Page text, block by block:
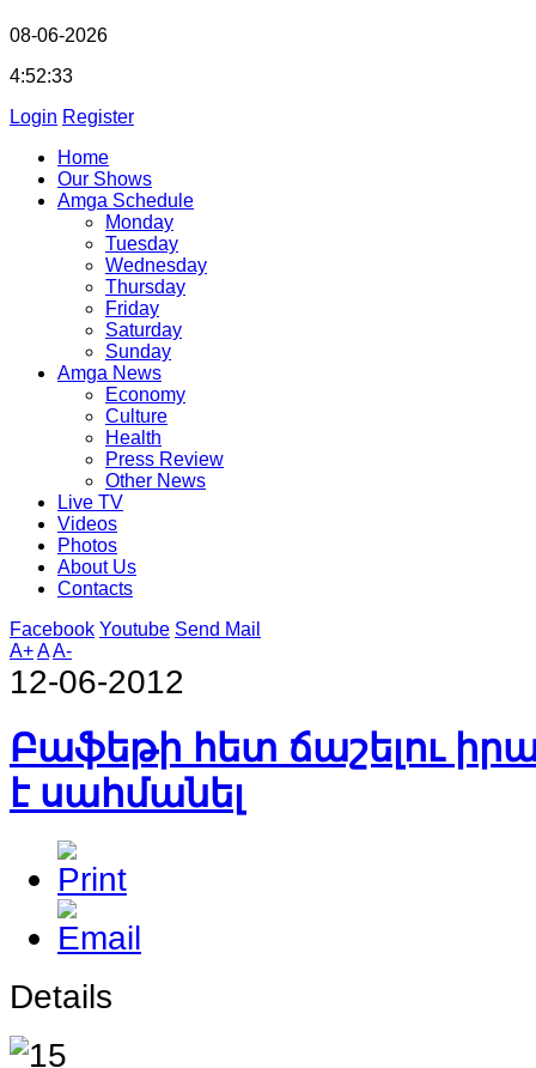
08-06-2026
4:52:34
Login Register
Home
Our Shows
Amga Schedule
Monday
Tuesday
Wednesday
Thursday
Friday
Saturday
Sunday
Amga News
Economy
Culture
Health
Press Review
Other News
Live TV
Videos
Photos
About Us
Contacts
Facebook Youtube Send Mail
A+AA-
12-06-2012
Բաֆեթի հետ ճաշելու
է սահմանել
Details